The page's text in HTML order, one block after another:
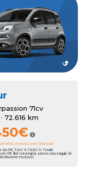
dell'acquisto
aggiuntiva fino
Auto ha pensato a
71cv
72.616 km
escluso oneri finanziari
da 0€. TAN % TAEG %. Totale
0€ (kit consegna, spese passaggio di
escluse)